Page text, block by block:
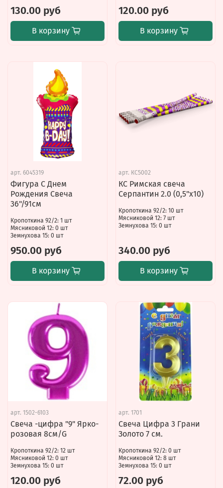
130.00 руб
В корзину
120.00 руб
В корзину
арт. 6045319
Фигура С Днем
Рождения Свеча
36"/91см
Кропоткина 92/2: 1 шт
Мясниковой 12: 0 шт
Земнухова 15: 0 шт
950.00 руб
В корзину
арт. КС5002
КС Римская свеча
Серпантин 2.0 (0,5"x10)
Кропоткина 92/2: 10 шт
Мясниковой 12: 7 шт
Земнухова 15: 0 шт
340.00 руб
В корзину
арт. 1502-6103
Свеча -цифра "9" Ярко-
розовая 8см/G
Кропоткина 92/2: 12 шт
Мясниковой 12: 0 шт
Земнухова 15: 0 шт
120.00 руб
арт. 1701
Свеча Цифра 3 Грани
Золото 7 см.
Кропоткина 92/2: 0 шт
Мясниковой 12: 8 шт
Земнухова 15: 0 шт
72.00 руб